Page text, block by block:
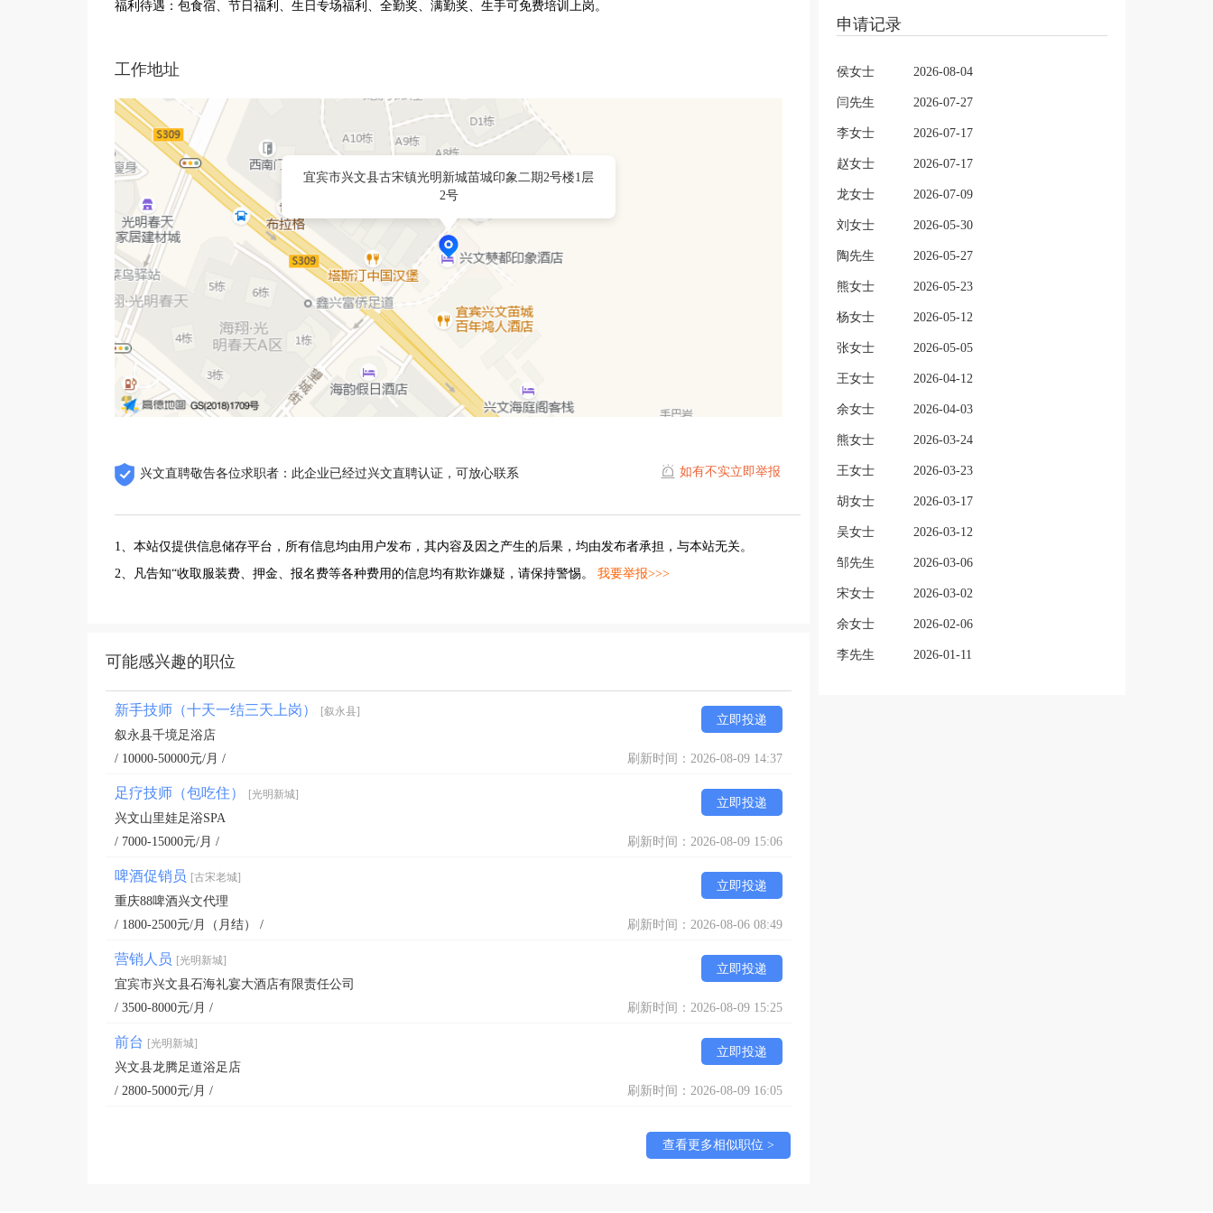
福利待遇：包食宿、节日福利、生日专场福利、全勤奖、满勤奖、生手可免费培训上岗。
工作地址
宜宾市兴文县古宋镇光明新城苗城印象二期2号楼1层
2号
兴文直聘敬告各位求职者：此企业已经过兴文直聘认证，可放心联系 如有不实立即举报
1、本站仅提供信息储存平台，所有信息均由用户发布，其内容及因之产生的后果，均由发布者承担，与本站无关。
2、凡告知“收取服装费、押金、报名费等各种费用的信息均有欺诈嫌疑，请保持警惕。 我要举报>>>
可能感兴趣的职位
新手技师（十天一结三天上岗） [叙永县]
立即投递
叙永县千境足浴店
/ 10000-50000元/月 /
刷新时间：2026-08-09 14:37
足疗技师（包吃住） [光明新城]
立即投递
兴文山里娃足浴SPA
/ 7000-15000元/月 /
刷新时间：2026-08-09 15:06
啤酒促销员 [古宋老城]
立即投递
重庆88啤酒兴文代理
/ 1800-2500元/月（月结） /
刷新时间：2026-08-06 08:49
营销人员 [光明新城]
立即投递
宜宾市兴文县石海礼宴大酒店有限责任公司
/ 3500-8000元/月 /
刷新时间：2026-08-09 15:25
前台 [光明新城]
立即投递
兴文县龙腾足道浴足店
/ 2800-5000元/月 /
刷新时间：2026-08-09 16:05
查看更多相似职位 >
申请记录
侯女士 2026-08-04
闫先生 2026-07-27
李女士 2026-07-17
赵女士 2026-07-17
龙女士 2026-07-09
刘女士 2026-05-30
陶先生 2026-05-27
熊女士 2026-05-23
杨女士 2026-05-12
张女士 2026-05-05
王女士 2026-04-12
余女士 2026-04-03
熊女士 2026-03-24
王女士 2026-03-23
胡女士 2026-03-17
吴女士 2026-03-12
邹先生 2026-03-06
宋女士 2026-03-02
余女士 2026-02-06
李先生 2026-01-11